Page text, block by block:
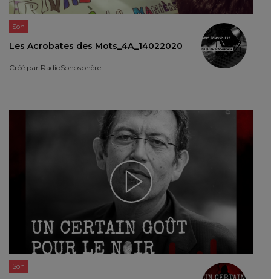
Son
Les Acrobates des Mots_4A_14022020
Créé par RadioSonosphère
Son